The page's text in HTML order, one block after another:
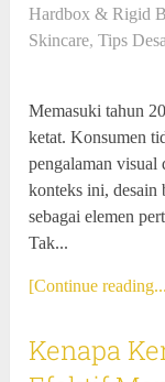
Hardbox & Rigid
Skincare,Tips
Memasuki tahun
ketat. Konsumen
pengalaman visual
konteks ini, desain
sebagai elemen
Tak...
[Continue
Kenapa